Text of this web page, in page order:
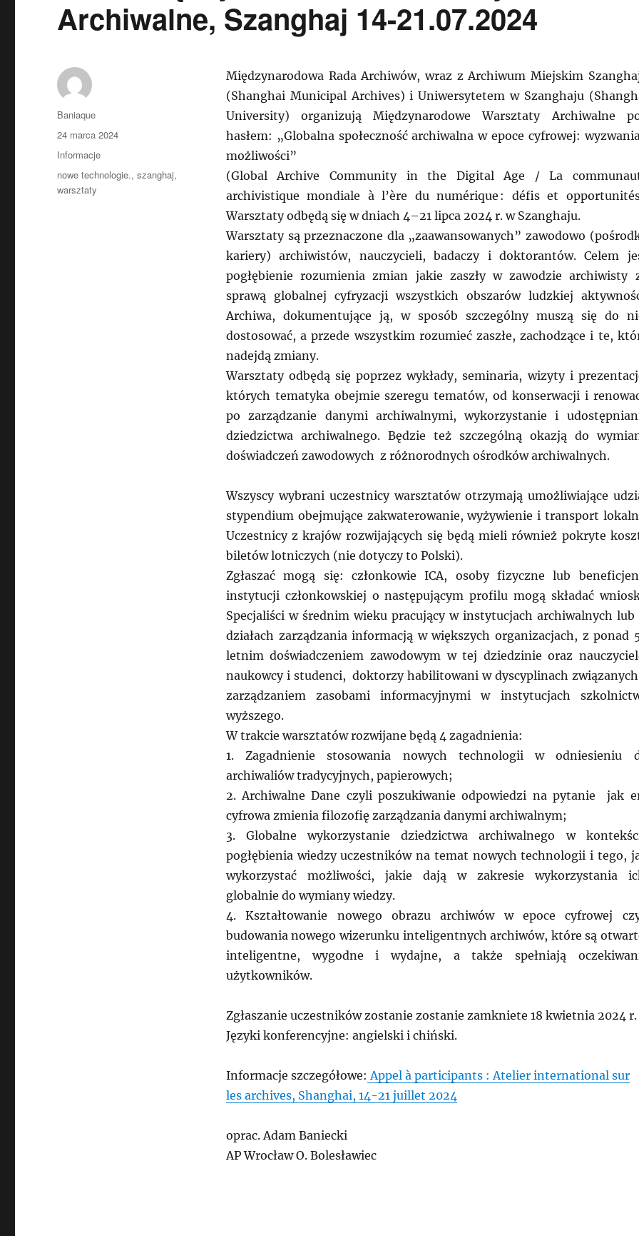
Archiwalne, Szanghaj 14-21.07.2024
Międzynarodowa Rada Archiwów, wraz z Archiwum Miejskim
(Shanghai Municipal Archives) i Uniwersytetem w Szanghaju
University) organizują Międzynarodowe Warsztaty Archiwalne
hasłem: „Globalna społeczność archiwalna w epoce cyfrowej:
możliwości”
(Global Archive Community in the Digital Age / La
archivistique mondiale à l’ère du numérique : défis et
Warsztaty odbędą się w dniach 4–21 lipca 2024 r. w Szanghaju.
Warsztaty są przeznaczone dla „zaawansowanych” zawodowo
kariery) archiwistów, nauczycieli, badaczy i doktorantów. Celem
pogłębienie rozumienia zmian jakie zaszły w zawodzie archiwisty
sprawą globalnej cyfryzacji wszystkich obszarów ludzkiej
Archiwa, dokumentujące ją, w sposób szczególny muszą się do
dostosować, a przede wszystkim rozumieć zaszłe, zachodzące i te,
nadejdą zmiany.
Warsztaty odbędą się poprzez wykłady, seminaria, wizyty i
których tematyka obejmie szeregu tematów, od konserwacji i
po zarządzanie danymi archiwalnymi, wykorzystanie i
dziedzictwa archiwalnego. Będzie też szczególną okazją do
doświadczeń zawodowych z różnorodnych ośrodków archiwalnych.
Wszyscy wybrani uczestnicy warsztatów otrzymają umożliwiające
stypendium obejmujące zakwaterowanie, wyżywienie i transport
Uczestnicy z krajów rozwijających się będą mieli również pokryte
biletów lotniczych (nie dotyczy to Polski).
Zgłaszać mogą się: członkowie ICA, osoby fizyczne lub
instytucji członkowskiej o następującym profilu mogą składać
Specjaliści w średnim wieku pracujący w instytucjach archiwalnych lub
działach zarządzania informacją w większych organizacjach, z ponad
letnim doświadczeniem zawodowym w tej dziedzinie oraz
naukowcy i studenci, doktorzy habilitowani w dyscyplinach
zarządzaniem zasobami informacyjnymi w instytucjach
wyższego.
W trakcie warsztatów rozwijane będą 4 zagadnienia:
1. Zagadnienie stosowania nowych technologii w odniesieniu
archiwaliów tradycyjnych, papierowych;
2. Archiwalne Dane czyli poszukiwanie odpowiedzi na pytanie jak
cyfrowa zmienia filozofię zarządzania danymi archiwalnym;
3. Globalne wykorzystanie dziedzictwa archiwalnego w
pogłębienia wiedzy uczestników na temat nowych technologii i tego,
wykorzystać możliwości, jakie dają w zakresie wykorzystania
globalnie do wymiany wiedzy.
4. Kształtowanie nowego obrazu archiwów w epoce cyfrowej
budowania nowego wizerunku inteligentnych archiwów, które są
inteligentne, wygodne i wydajne, a także spełniają
użytkowników.
Zgłaszanie uczestników zostanie zostanie zamkniete 18 kwietnia 2024 r.
Języki konferencyjne: angielski i chiński.
Informacje szczegółowe: Appel à participants : Atelier international sur
les archives, Shanghai, 14-21 juillet 2024
oprac. Adam Baniecki
AP Wrocław O. Bolesławiec
Autor
Baniaque
Data
publikacji
24 marca 2024
Kategorie
Informacje
Tagi
nowe technologie.,szanghaj,
warsztaty